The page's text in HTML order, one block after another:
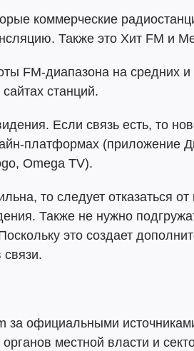
коммерческие
Также это Хит FM и
FM-диапазона на средних
станций.
Если связь есть, то
платформах (приложение
Omega TV).
то следует отказаться
Также не нужно
это создает
связи.
за официальными
местной власти и